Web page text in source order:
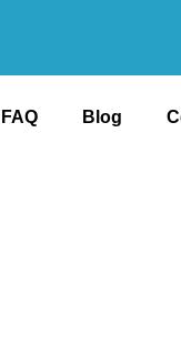
FAQ Blog